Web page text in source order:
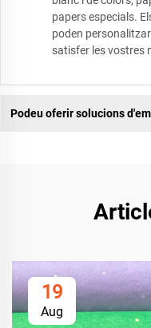
papers especials.
poden
satisfer les vostres
Podeu oferir solucions
19
Aug